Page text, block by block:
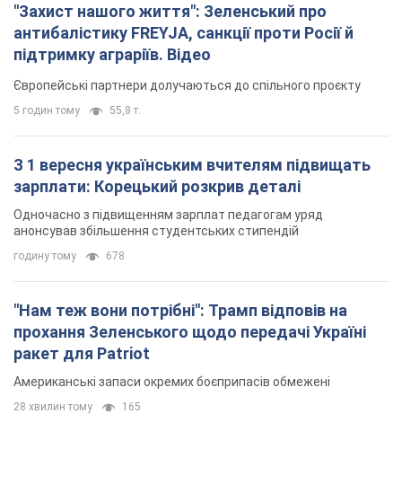
"Захист нашого життя": Зеленський про
антибалістику FREYJA, санкції проти Росії й
підтримку аграріїв. Відео
Європейські партнери долучаються до спільного проєкту
5 годин тому 55,8 т.
З 1 вересня українським вчителям підвищать
зарплати: Корецький розкрив деталі
Одночасно з підвищенням зарплат педагогам уряд
анонсував збільшення студентських стипендій
годину тому 678
"Нам теж вони потрібні": Трамп відповів на
прохання Зеленського щодо передачі Україні
ракет для Patriot
Американські запаси окремих боєприпасів обмежені
28 хвилин тому 165